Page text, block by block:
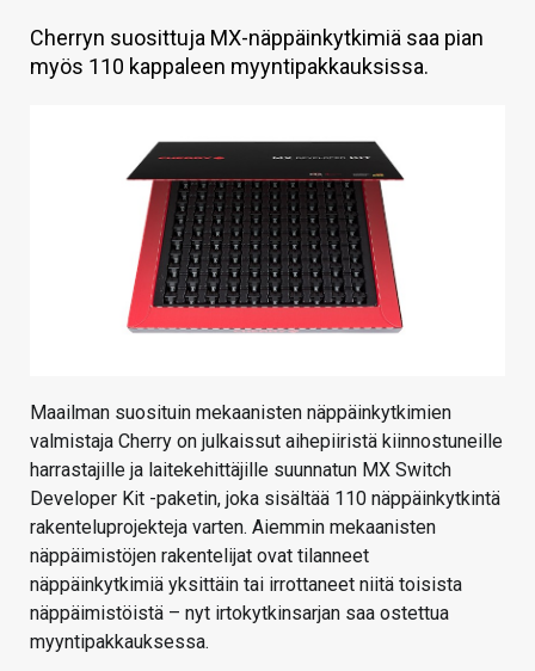
KAUPPA
Cherryn suosittuja MX-näppäinkytkimiä saa pian
myös 110 kappaleen myyntipakkauksissa.
Maailman suosituin mekaanisten näppäinkytkimien
valmistaja Cherry on julkaissut aihepiiristä kiinnostuneille
harrastajille ja laitekehittäjille suunnatun MX Switch
Developer Kit -paketin, joka sisältää 110 näppäinkytkintä
rakenteluprojekteja varten. Aiemmin mekaanisten
näppäimistöjen rakentelijat ovat tilanneet
näppäinkytkimiä yksittäin tai irrottaneet niitä toisista
näppäimistöistä – nyt irtokytkinsarjan saa ostettua
myyntipakkauksessa.